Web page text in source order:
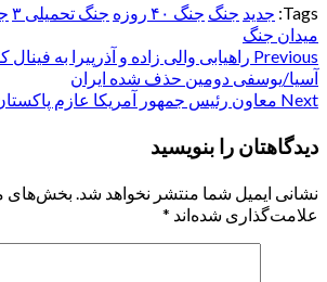
Tags: جدید جنگ جنگ ۴۰ روزه جنگ تحمیلی ۳
میدان جنگ
Post
navigation
Previous راهیابی والی زاده و آذرپیرا به
آسیا/یوسفی دومین حذف شده ایران
Next معاون رئیس جمهور آمریکا عازم
دیدگاهتان را بنویسید
نشانی ایمیل شما منتشر نخواهد شد. بخش‌های
علامت‌گذاری شده‌اند *